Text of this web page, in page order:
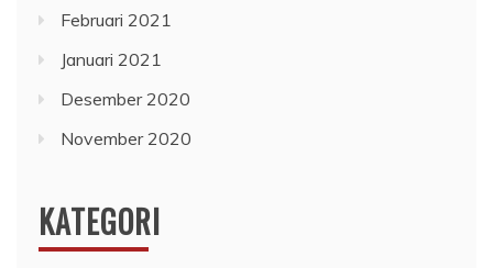
Februari 2021
Januari 2021
Desember 2020
November 2020
KATEGORI